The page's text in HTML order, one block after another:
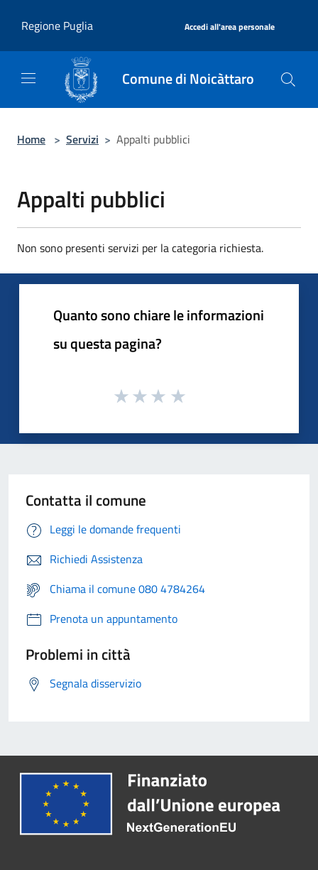
Regione Puglia
Accedi all'area personale
Comune di Noicàttaro
Home > Servizi > Appalti pubblici
Appalti pubblici
Non sono presenti servizi per la categoria richiesta.
Quanto sono chiare le informazioni
su questa pagina?
Contatta il comune
Leggi le domande frequenti
Richiedi Assistenza
Chiama il comune 080 4784264
Prenota un appuntamento
Problemi in città
Segnala disservizio